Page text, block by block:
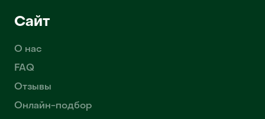
Сайт
О нас
FAQ
Отзывы
Онлайн-подбор